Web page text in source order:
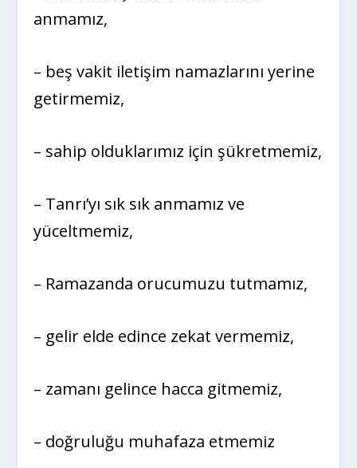
anmamız,
– beş vakit iletişim namazlarını yerine
getirmemiz,
– sahip olduklarımız için şükretmemiz,
– Tanrı’yı sık sık anmamız ve
yüceltmemiz,
– Ramazanda orucumuzu tutmamız,
– gelir elde edince zekat vermemiz,
– zamanı gelince hacca gitmemiz,
– doğruluğu muhafaza etmemiz